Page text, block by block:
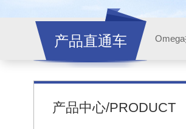
产品直通车
产品中心/PRODUCT